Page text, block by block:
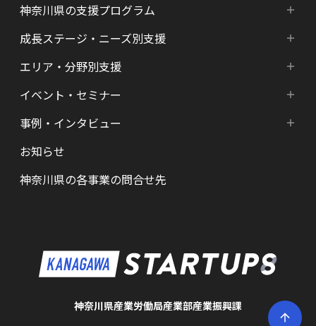
神奈川県の支援プログラム
神奈川県の支援プログラム
HATSU-SHINKANAGAWA
HATSU起業家支援プログラム
SHINみなとみらい
KID
成長ステージ・ニーズ別支援
成長ステージ・ニーズ別支援
起業準備期支援（アイデア段階）
シード期支援（事業創出段階）
アーリー期支援（事業拡大段階）
メンター・サポーターの紹介
エリア・分野別支援
エリア・分野別支援
HATSU-SHIN の支援拠点
県内の支援拠点・コミュニティー
特区制度（国家戦略特区等）
ロボット産業・宇宙関連産業
イベント・セミナー
新着情報
カレンダー
事例・インタビュー
インタビュー（一覧）
お知らせ
神奈川県の各事業の問合せ先
神奈川県産業労働局産業部産業振興課